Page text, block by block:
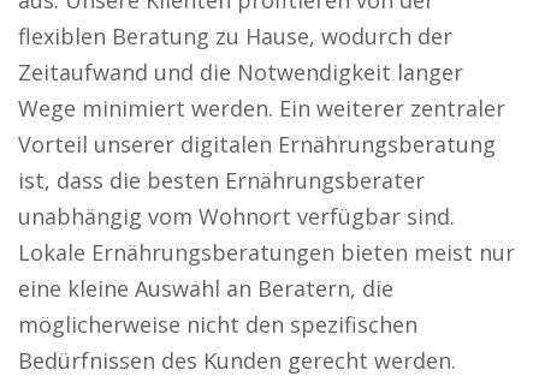
flexiblen Beratung zu Hause, wodurch der
Zeitaufwand und die Notwendigkeit langer
Wege minimiert werden. Ein weiterer zentraler
Vorteil unserer digitalen Ernährungsberatung
ist, dass die besten Ernährungsberater
unabhängig vom Wohnort verfügbar sind.
Lokale Ernährungsberatungen bieten meist nur
eine kleine Auswahl an Beratern, die
möglicherweise nicht den spezifischen
Bedürfnissen des Kunden gerecht werden.